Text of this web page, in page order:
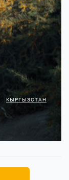
КЫРГЫЗСТАН